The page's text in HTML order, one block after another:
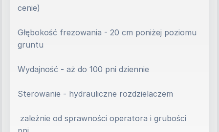
cenie)
Głębokość frezowania - 20 cm poniżej poziomu
gruntu
Wydajność - aż do 100 pni dziennie
Sterowanie - hydrauliczne rozdzielaczem